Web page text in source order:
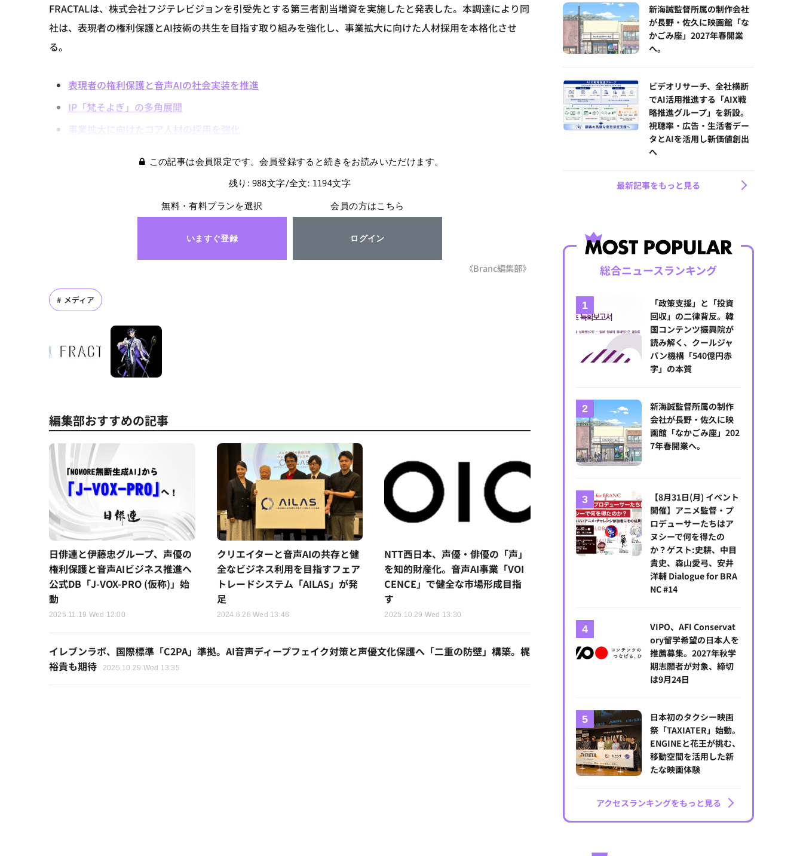
FRACTALは、株式会社フジテレビジョンを引受先とする第三者割当増資を実施したと発表した。本調達により同
社は、表現者の権利保護とAI技術の共生を目指す取り組みを強化し、事業拡大に向けた人材採用を本格化させ
る。
表現者の権利保護と音声AIの社会実装を推進
IP「梵そよぎ」の多角展開
事業拡大に向けたコア人材の採用を強化
この記事は会員限定です。会員登録すると続きをお読みいただけます。
残り: 988文字/全文: 1194文字
無料・有料プランを選択
いますぐ登録
会員の方はこちら
ログイン
《Branc編集部》
メディア
編集部おすすめの記事
日俳連と伊藤忠グループ、声優の
権利保護と音声AIビジネス推進へ
公式DB「J-VOX-PRO (仮称)」始
動
2025.11.19 Wed 12:00
クリエイターと音声AIの共存と健
全なビジネス利用を目指すフェア
トレードシステム「AILAS」が発
足
2024.6.26 Wed 13:46
NTT西日本、声優・俳優の「声」
を知的財産化。音声AI事業「VOI
CENCE」で健全な市場形成目指
す
2025.10.29 Wed 13:30
イレブンラボ、国際標準「C2PA」準拠。AI音声ディープフェイク対策と声優文化保護へ「二重の防壁」構築。梶
裕貴も期待
2025.10.29 Wed 13:35
新海誠監督所属の制作会社
が長野・佐久に映画館「な
かごみ座」2027年春開業
へ。
ビデオリサーチ、全社横断
でAI活用推進する「AIX戦
略推進グループ」を新設。
視聴率・広告・生活者デー
タとAIを活用し新価値創出
へ
最新記事をもっと見る
総合ニュースランキング
「政策支援」と「投資
回収」の二律背反。韓
国コンテンツ振興院が
読み解く、クールジャ
パン機構「540億円赤
字」の本質
新海誠監督所属の制作
会社が長野・佐久に映
画館「なかごみ座」202
7年春開業へ。
【8月31日(月) イベント
開催】アニメ監督・プ
ロデューサーたちはア
ヌシーで何を得たの
か？ゲスト:史耕、中目
貴史、森山愛弓、安井
洋輔 Dialogue for BRA
NC #14
VIPO、AFI Conservat
ory留学希望の日本人を
推薦募集。2027年秋学
期志願者が対象、締切
は9月24日
日本初のタクシー映画
祭「TAXIATER」始動。
ENGINEと花王が挑む、
移動空間を活用した新
たな映画体験
アクセスランキングをもっと見る